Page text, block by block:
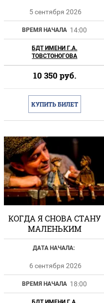
5 сентября 2026
ВРЕМЯ НАЧАЛА 14:00
БДТ ИМЕНИ Г.А.
ТОВСТОНОГОВА
10 350 руб.
КУПИТЬ БИЛЕТ
КОГДА Я СНОВА СТАНУ
МАЛЕНЬКИМ
ДАТА НАЧАЛА:
6 сентября 2026
ВРЕМЯ НАЧАЛА 18:00